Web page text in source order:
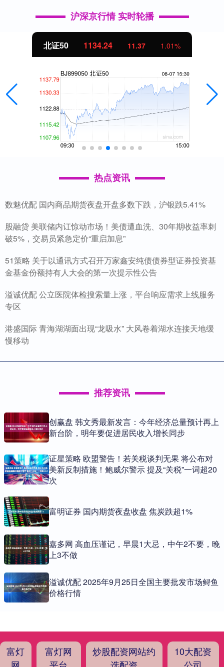
沪深京行情 实时轮播
北证50 1134.24 11.37 1.01%
热点资讯
数魅优配 国内商品期货夜盘开盘多数下跌，沪银跌5.41%
股融贷 美联储内讧惊动市场！美债遭血洗、30年期收益率刺
破5%，交易员紧急定价“重启加息”
51策略 关于以通讯方式召开万家鑫安纯债债券型证券投资基
金基金份额持有人大会的第一次提示性公告
溢诚优配 公立医院体检搜索量上涨，平台响应需求上线服务
专区
港盛国际 青海湖湖面出现“龙吸水” 大风卷着湖水连接天地缓
慢移动
推荐资讯
创赢盘 韩文秀最新发言：今年经济总量预计再上
新台阶，明年要促进居民收入增长同步
证星策略 欧盟警告！若关税谈判无果 将公布对
美新反制措施！鲍威尔警示 提及“关税”一词超20
次
富明证券 国内期货夜盘收盘 焦炭跌超1%
嘉多网 高血压谨记，早晨1大忌，中午2不要，晚
上3不做
溢诚优配 2025年9月25日全国主要批发市场鲟鱼
价格行情
富灯
富灯网
炒股配资网站约
10大配资